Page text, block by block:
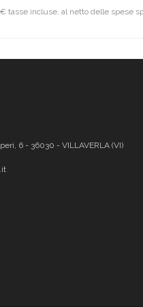
tasse incluse, al netto delle spese
6 - 36030 - VILLAVERLA (VI)